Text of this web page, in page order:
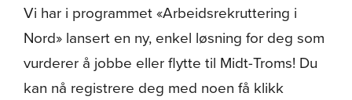
Vi har i programmet «Arbeidsrekruttering i
Nord» lansert en ny, enkel løsning for deg som
vurderer å jobbe eller flytte til Midt-Troms! Du
kan nå registrere deg med noen få klikk